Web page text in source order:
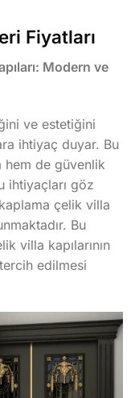
Fiyatları
Modern ve
ve estetiğini
ihtiyaç duyar. Bu
hem de güvenlik
ihtiyaçları göz
çelik villa
Bu
villa kapılarının
edilmesi